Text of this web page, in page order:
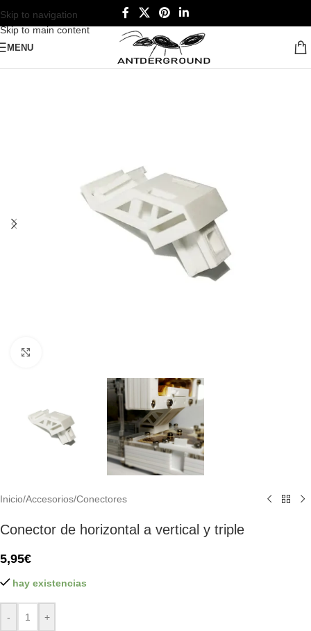
Skip to navigation
Skip to main content
MENU
Inicio/Accesorios/Conectores
Conector de horizontal a vertical y triple
5,95€
hay existencias
- +